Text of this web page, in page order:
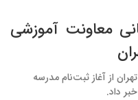
معاونت آموزشی
از آغاز ثبت‌نام مدرسه
داد.